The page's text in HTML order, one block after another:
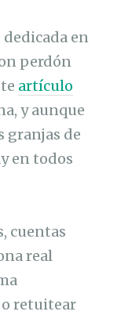
en
perdón
artículo
y aunque
granjas de
en todos
cuentas
real
o retuitear